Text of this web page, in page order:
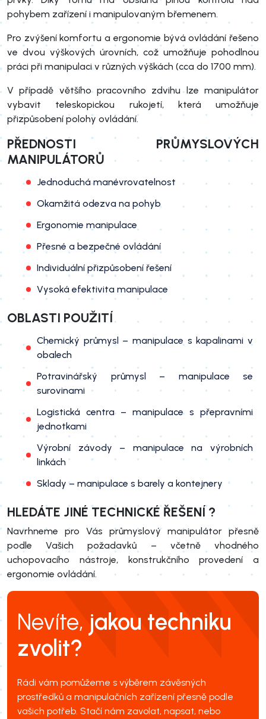
pohybem zařízení i manipulovaným břemenem.
Pro zvýšení komfortu a ergonomie bývá ovládání řešeno
ve dvou výškových úrovních, což umožňuje pohodlnou
práci při manipulaci v různých výškách (cca do 1700 mm).
V případě většího pracovního zdvihu lze manipulátor
vybavit teleskopickou rukojetí, která umožňuje
přizpůsobení polohy ovládání.
PŘEDNOSTI PRŮMYSLOVÝCH
MANIPULÁTORŮ
Jednoduchá manévrovatelnost
Okamžitá odezva na pohyb
Ergonomie manipulace
Přesné a bezpečné ovládání
Individuální přizpůsobení řešení
Vysoká efektivita manipulace
OBLASTI POUŽITÍ
Chemický průmysl – manipulace s kapalinami v
obalech
Potravinářský průmysl – manipulace se
surovinami
Logistická centra – manipulace s přepravními
jednotkami
Výrobní závody – manipulace na výrobních
linkách
Sklady – manipulace s barely a kontejnery
HLEDÁTE JINÉ TECHNICKÉ ŘEŠENÍ ?
Navrhneme pro Vás průmyslový manipulátor přesně
podle Vašich požadavků – včetně vhodného
uchopovacího nástroje, konstrukčního provedení a
ergonomie ovládání.
Nevíte, jakou techniku
zvolit?
Rádi vám pomůžeme s výběrem závěsných
prostředků a manipulačních zařízení přesně podle
vašich potřeb. Stačí nám zavolat, napsat, nebo